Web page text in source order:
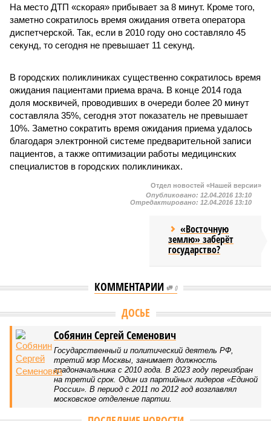
На место ДТП «скорая» прибывает за 8 минут. Кроме того,
заметно сократилось время ожидания ответа оператора
диспетчерской. Так, если в 2010 году оно составляло 45
секунд, то сегодня не превышает 11 секунд.
В городских поликлиниках существенно сократилось время
ожидания пациентами приема врача. В конце 2014 года
доля москвичей, проводивших в очереди более 20 минут
составляла 35%, сегодня этот показатель не превышает
10%. Заметно сократить время ожидания приема удалось
благодаря электронной системе предварительной записи
пациентов, а также оптимизации работы медицинских
специалистов в городских поликлиниках.
Отдел новостей «Нашей версии»
Опубликовано: 12.04.2016 13:10
Отредактировано: 12.04.2016 13:10
«Восточную
землю» заберёт
государство?
КОММЕНТАРИИ 0
ДОСЬЕ
Собянин Сергей Семенович
Государственный и политический деятель РФ,
третий мэр Москвы, занимает должность
градоначальника с 2010 года. В 2023 году переизбран
на третий срок. Один из партийных лидеров «Единой
России». В период с 2011 по 2012 год возглавлял
московское отделение партии.